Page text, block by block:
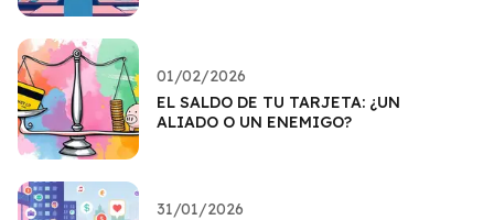
01/02/2026
EL SALDO DE TU TARJETA: ¿UN
ALIADO O UN ENEMIGO?
31/01/2026